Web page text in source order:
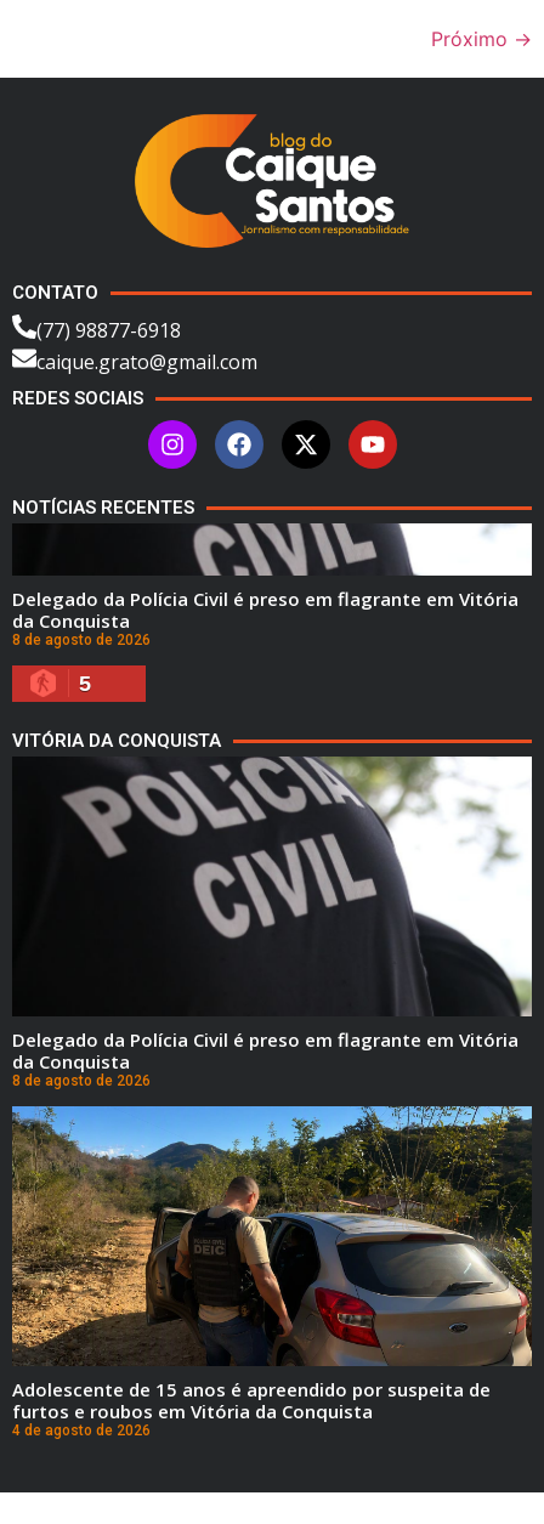
Próximo →
CONTATO
(77) 98877-6918
caique.grato@gmail.com
REDES SOCIAIS
NOTÍCIAS RECENTES
Delegado da Polícia Civil é preso em flagrante em Vitória
da Conquista
8 de agosto de 2026
5
VITÓRIA DA CONQUISTA
Delegado da Polícia Civil é preso em flagrante em Vitória
da Conquista
8 de agosto de 2026
Adolescente de 15 anos é apreendido por suspeita de
furtos e roubos em Vitória da Conquista
4 de agosto de 2026